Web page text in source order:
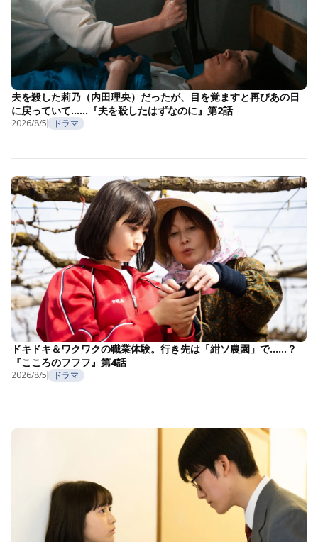
夫を殺した莉乃（内田理央）だったが、目を覚ますと再びあの日
に戻っていて……『夫を殺したはずなのに』第2話
2026/8/5 ドラマ
ドキドキ＆ワクワクの職業体験。行き先は「紺ソ農園」で……？
『こころのフフフ』第4話
2026/8/5 ドラマ